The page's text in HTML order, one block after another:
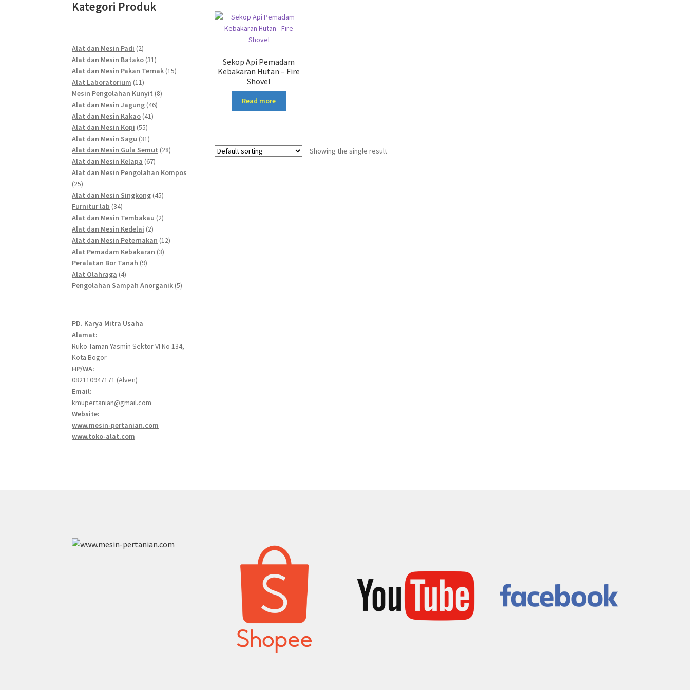
Sekop Api Pemadam
Kebakaran Hutan – Fire
Shovel
Read more
Showing the single result
Kategori Produk
Alat dan Mesin Padi 22
products
Alat dan Mesin Batako 3131
products
Alat dan Mesin Pakan Ternak 1515
Alat Laboratorium 1111
products
Mesin Pengolahan Kunyit 88
Alat dan Mesin Jagung 4646
Alat dan Mesin Kakao 4141
Alat dan Mesin Kopi 5555
products
Alat dan Mesin Sagu 3131
products
Alat dan Mesin Gula Semut 2828
Alat dan Mesin Kelapa 6767
products
Alat dan Mesin Pengolahan Kompos
2525
products
Alat dan Mesin Singkong 4545
Furnitur lab 3434
products
Alat dan Mesin Tembakau 22
Alat dan Mesin Kedelai 22
products
Alat dan Mesin Peternakan 1212
Alat Pemadam Kebakaran 33
Peralatan Bor Tanah 99
Alat Olahraga 44
products
Pengolahan Sampah Anorganik 55
PD. Karya Mitra Usaha
Alamat:
Ruko Taman Yasmin Sektor VI No 134,
Kota Bogor
HP/WA:
082110947171 (Alven)
Email:
kmupertanian@gmail.com
Website:
www.mesin-pertanian.com
www.toko-alat.com